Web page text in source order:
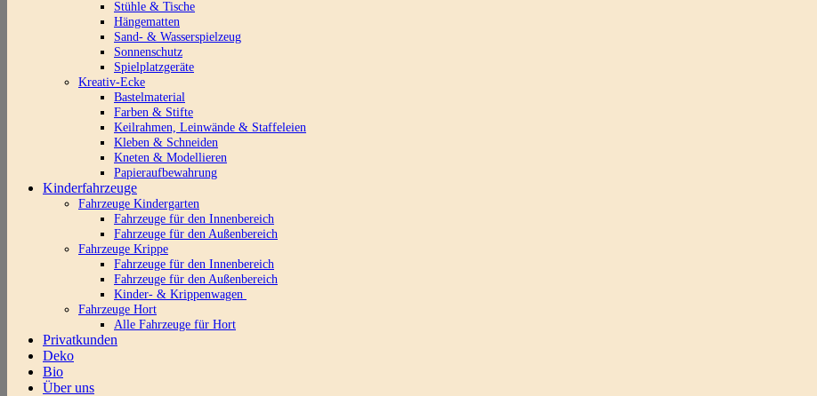
Stühle & Tische
Hängematten
Sand- & Wasserspielzeug
Sonnenschutz
Spielplatzgeräte
Kreativ-Ecke
Bastelmaterial
Farben & Stifte
Keilrahmen, Leinwände & Staffeleien
Kleben & Schneiden
Kneten & Modellieren
Papieraufbewahrung
Kinderfahrzeuge
Fahrzeuge Kindergarten
Fahrzeuge für den Innenbereich
Fahrzeuge für den Außenbereich
Fahrzeuge Krippe
Fahrzeuge für den Innenbereich
Fahrzeuge für den Außenbereich
Kinder- & Krippenwagen
Fahrzeuge Hort
Alle Fahrzeuge für Hort
Privatkunden
Deko
Bio
Über uns